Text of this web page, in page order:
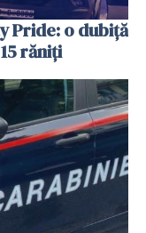
Pride: o dubiță
răniți